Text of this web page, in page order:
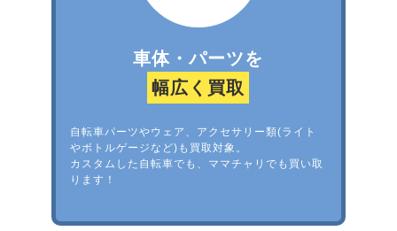
車体・パーツを
幅広く買取
自転車パーツやウェア、アクセサリー類(ライト
やボトルゲージなど)も買取対象。
カスタムした自転車でも、ママチャリでも買い取
ります！